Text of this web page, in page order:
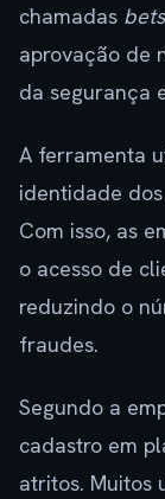
chamadas bets
aprovação de
da segurança
A ferramenta
identidade
Com isso, as
o acesso de
reduzindo o
fraudes.
Segundo a
cadastro em
atritos. Muitos